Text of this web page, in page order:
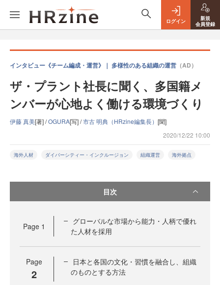
ログイン
新規
会員登録
インタビュー《チーム編成・運営》｜ 多様性のある組織の運営 （AD）
ザ・プラント社長に聞く、多国籍メ
ンバーが心地よく働ける環境づくり
伊藤 真美[著] /OGURA[写] /市古 明典（HRzine編集長） [聞]
2020/12/22 10:00
海外人材 ダイバーシティー・インクルージョン 組織運営 海外拠点
目次
Page 1
グローバルな市場から能力・人柄で優れ
た人材を採用
Page
2
日本と各国の文化・習慣を融合し、組織
のものとする方法